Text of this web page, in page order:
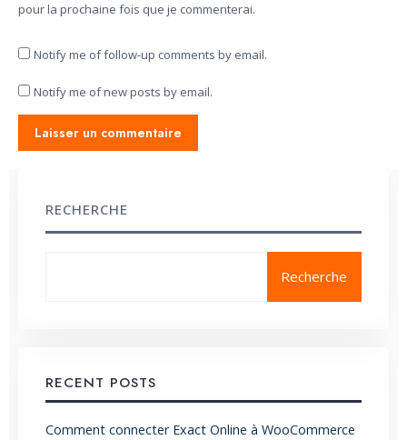
pour la prochaine fois que je commenterai.
Notify me of follow-up comments by email.
Notify me of new posts by email.
RECHERCHE
Recherche
RECENT POSTS
Comment connecter Exact Online à WooCommerce